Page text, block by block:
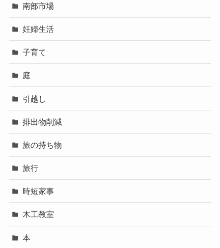
南部市場
妊婦生活
子育て
庭
引越し
排出物削減
旅の持ち物
旅行
時短家事
木工教室
本